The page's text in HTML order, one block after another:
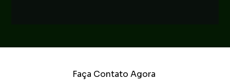
Faça Contato Agora